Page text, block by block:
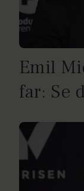
Emil
far: Se